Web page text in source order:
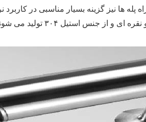
ها نیز گزینه بسیار مناسبی در کاربرد
جنس استیل ۳۰۴ تولید می شوند.